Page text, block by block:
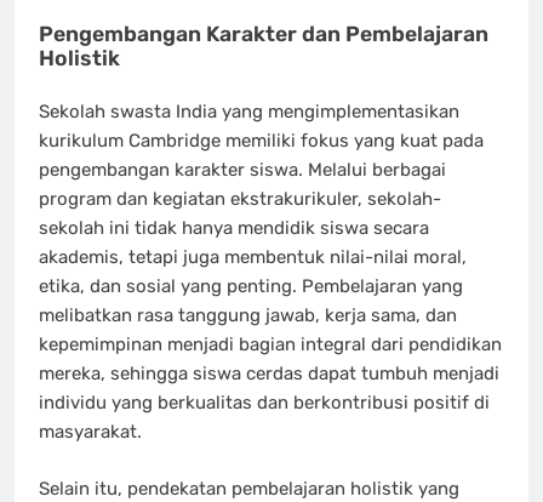
Pengembangan Karakter dan Pembelajaran
Holistik
Sekolah swasta India yang mengimplementasikan
kurikulum Cambridge memiliki fokus yang kuat pada
pengembangan karakter siswa. Melalui berbagai
program dan kegiatan ekstrakurikuler, sekolah-
sekolah ini tidak hanya mendidik siswa secara
akademis, tetapi juga membentuk nilai-nilai moral,
etika, dan sosial yang penting. Pembelajaran yang
melibatkan rasa tanggung jawab, kerja sama, dan
kepemimpinan menjadi bagian integral dari pendidikan
mereka, sehingga siswa cerdas dapat tumbuh menjadi
individu yang berkualitas dan berkontribusi positif di
masyarakat.
Selain itu, pendekatan pembelajaran holistik yang